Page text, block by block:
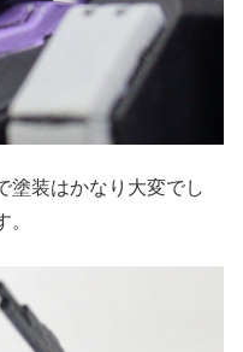
塗装はかなり大変でし